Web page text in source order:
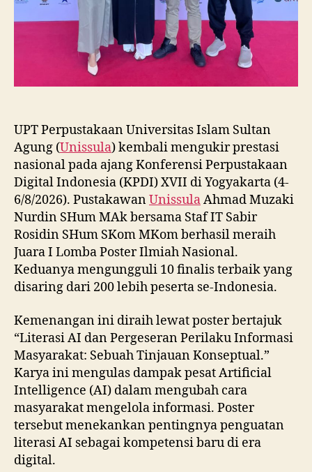
UPT Perpustakaan Universitas Islam Sultan
Agung (Unissula) kembali mengukir prestasi
nasional pada ajang Konferensi Perpustakaan
Digital Indonesia (KPDI) XVII di Yogyakarta (4-
6/8/2026). PustakawanUnissulaAhmad Muzaki
Nurdin SHum MAk bersama Staf IT Sabir
Rosidin SHum SKom MKom berhasil meraih
Juara I Lomba Poster Ilmiah Nasional.
Keduanya mengungguli 10 finalis terbaik yang
disaring dari 200 lebih peserta se-Indonesia.
Kemenangan ini diraih lewat poster bertajuk
“Literasi AI dan Pergeseran Perilaku Informasi
Masyarakat: Sebuah Tinjauan Konseptual.”
Karya ini mengulas dampak pesat Artificial
Intelligence (AI) dalam mengubah cara
masyarakat mengelola informasi. Poster
tersebut menekankan pentingnya penguatan
literasi AI sebagai kompetensi baru di era
digital.